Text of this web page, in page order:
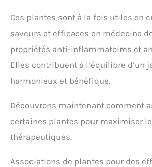
Ces plantes sont à la fois utiles en
saveurs et efficaces en médecine
propriétés anti-inflammatoires et
Elles contribuent à l’équilibre d’un
harmonieux et bénéfique.
Découvrons maintenant comment
certaines plantes pour maximiser
thérapeutiques.
Associations de plantes pour des